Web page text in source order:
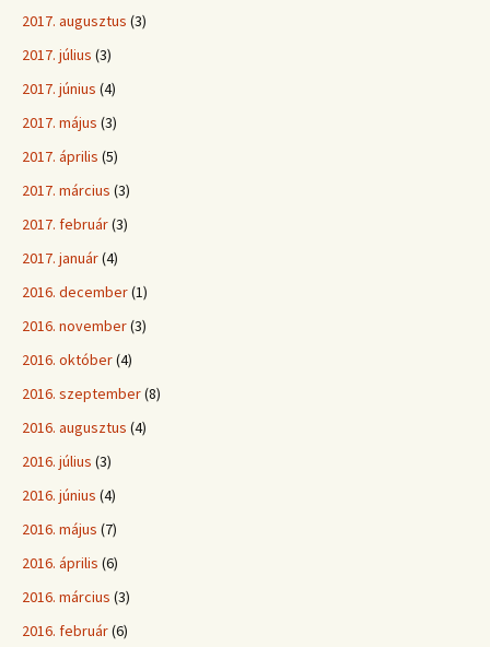
2017. augusztus (3)
2017. július (3)
2017. június (4)
2017. május (3)
2017. április (5)
2017. március (3)
2017. február(3)
2017. január(4)
2016. december(1)
2016. november(3)
2016. október(4)
2016. szeptember(8)
2016. augusztus (4)
2016. július (3)
2016. június (4)
2016. május (7)
2016. április (6)
2016. március (3)
2016. február(6)